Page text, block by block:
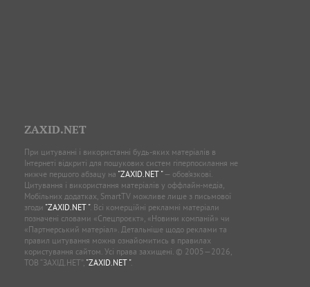
ZAXID.NET
При цитуванні і використанні будь-яких матеріалів в
Інтернеті відкриті для пошукових систем гіперпосилання не
нижче першого абзацу на "ZAXID.NET "— обов’язкові.
Цитування і використання матеріалів у оффлайн-медіа,
Мобільних додатках, SmartTV можливе лише з письмової
згоди "ZAXID.NET ". Всі комерційні рекламні матеріали
позначені словами «Спецпроєкт», «Новини компаній» чи
«Партнерський матеріал». Детальніше щодо реклами та
правил цитування можна ознайомитись в правилах
користування сайтом. Усі права захищені. © 2005—2026,
ТОВ “ЗАХІД.НЕТ”, "ZAXID.NET ".